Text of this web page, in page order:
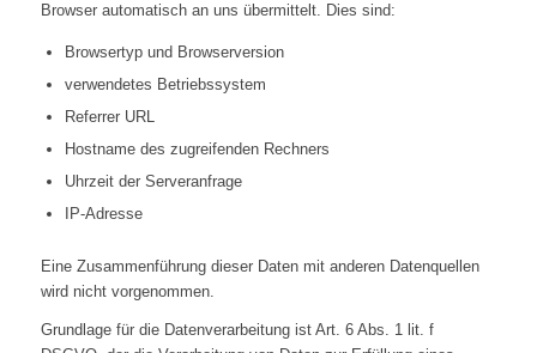
Browser automatisch an uns übermittelt. Dies sind:
Browsertyp und Browserversion
verwendetes Betriebssystem
Referrer URL
Hostname des zugreifenden Rechners
Uhrzeit der Serveranfrage
IP-Adresse
Eine Zusammenführung dieser Daten mit anderen Datenquellen
wird nicht vorgenommen.
Grundlage für die Datenverarbeitung ist Art. 6 Abs. 1 lit. f